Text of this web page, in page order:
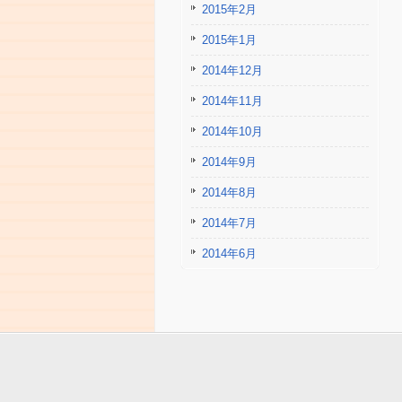
2015年2月
2015年1月
2014年12月
2014年11月
2014年10月
2014年9月
2014年8月
2014年7月
2014年6月